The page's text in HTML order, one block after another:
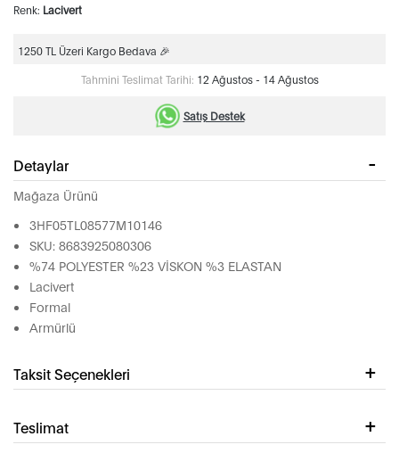
Renk: Lacivert
1250 TL Üzeri Kargo Bedava 🎉
Tahmini Teslimat Tarihi: 12 Ağustos - 14 Ağustos
Satış Destek
Detaylar
Mağaza Ürünü
3HF05TL08577M10146
SKU: 8683925080306
%74 POLYESTER %23 VİSKON %3 ELASTAN
Lacivert
Formal
Armürlü
Taksit Seçenekleri
Teslimat